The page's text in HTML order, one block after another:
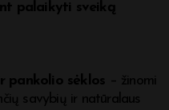
palaikyti sveiką
pankolio sėklos – žinomi
savybių ir natūralaus